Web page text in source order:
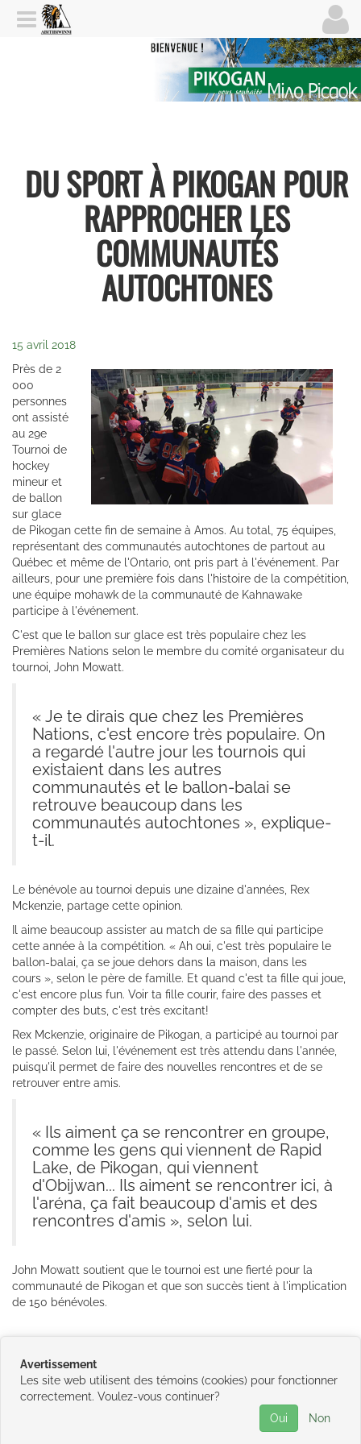
DU SPORT À PIKOGAN POUR
RAPPROCHER LES
COMMUNAUTÉS
AUTOCHTONES
15 avril 2018
Près de 2
000
personnes
ont assisté
au 29e
Tournoi de
hockey
mineur et
de ballon
sur glace
de Pikogan cette fin de semaine à Amos. Au total, 75 équipes,
représentant des communautés autochtones de partout au
Québec et même de l'Ontario, ont pris part à l'événement. Par
ailleurs, pour une première fois dans l'histoire de la compétition,
une équipe mohawk de la communauté de Kahnawake
participe à l'événement.
C'est que le ballon sur glace est très populaire chez les
Premières Nations selon le membre du comité organisateur du
tournoi, John Mowatt.
« Je te dirais que chez les Premières
Nations, c'est encore très populaire. On
a regardé l'autre jour les tournois qui
existaient dans les autres
communautés et le ballon-balai se
retrouve beaucoup dans les
communautés autochtones », explique-
t-il.
Le bénévole au tournoi depuis une dizaine d'années, Rex
Mckenzie, partage cette opinion.
Il aime beaucoup assister au match de sa fille qui participe
cette année à la compétition. « Ah oui, c'est très populaire le
ballon-balai, ça se joue dehors dans la maison, dans les
cours », selon le père de famille. Et quand c'est ta fille qui joue,
c'est encore plus fun. Voir ta fille courir, faire des passes et
compter des buts, c'est très excitant!
Rex Mckenzie, originaire de Pikogan, a participé au tournoi par
le passé. Selon lui, l'événement est très attendu dans l'année,
puisqu'il permet de faire des nouvelles rencontres et de se
retrouver entre amis.
« Ils aiment ça se rencontrer en groupe,
comme les gens qui viennent de Rapid
Lake, de Pikogan, qui viennent
d'Obijwan... Ils aiment se rencontrer ici, à
l'aréna, ça fait beaucoup d'amis et des
rencontres d'amis », selon lui.
John Mowatt soutient que le tournoi est une fierté pour la
communauté de Pikogan et que son succès tient à l'implication
de 150 bénévoles.
Radio-Canada / 15 avril 2018
Conseil de la Première Nation
•Plan du
Avertissement
Les site web utilisent des témoins (cookies) pour fonctionner
correctement. Voulez-vous continuer?
Oui
Non